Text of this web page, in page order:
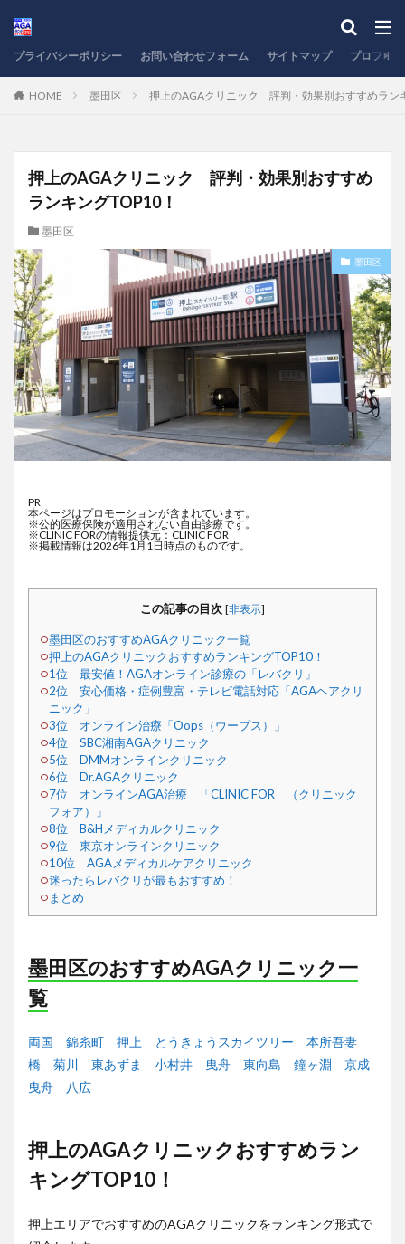
プライバシーポリシー お問い合わせフォーム サイトマップ プロフィ
HOME 墨田区 押上のAGAクリニック 評判・効果別おすすめラン
押上のAGAクリニック 評判・効果別おすすめ
ランキングTOP10！
墨田区
墨田区
PR
本ページはプロモーションが含まれています。
※公的医療保険が適用されない自由診療です。
※CLINIC FORの情報提供元：CLINIC FOR
※掲載情報は2026年1月1日時点のものです。
この記事の目次 [非表示]
墨田区のおすすめAGAクリニック一覧
押上のAGAクリニックおすすめランキングTOP10！
1位 最安値！AGAオンライン診療の「レバクリ」
2位 安心価格・症例豊富・テレビ電話対応「AGAヘアクリ
ニック」
3位 オンライン治療「Oops（ウープス）」
4位 SBC湘南AGAクリニック
5位 DMMオンラインクリニック
6位 Dr.AGAクリニック
7位 オンラインAGA治療 「CLINIC FOR （クリニック
フォア）」
8位 B&Hメディカルクリニック
9位 東京オンラインクリニック
10位 AGAメディカルケアクリニック
迷ったらレバクリが最もおすすめ！
まとめ
墨田区のおすすめAGAクリニック一
覧
両国 錦糸町 押上 とうきょうスカイツリー
本所吾妻
橋
菊川 東あずま 小村井 曳舟 東向島 鐘ヶ淵
京成
曳舟
八広
押上のAGAクリニックおすすめラン
キングTOP10！
押上エリアでおすすめのAGAクリニックをランキング形式で